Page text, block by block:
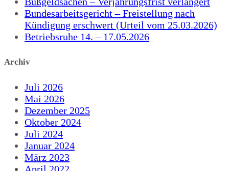
Bundesarbeitsgericht – Freistellung nach
Kündigung erschwert (Urteil vom 25.03.2026)
Betriebsruhe 14. – 17.05.2026
Archiv
Juli 2026
Mai 2026
Dezember 2025
Oktober 2024
Juli 2024
Januar 2024
März 2023
April 2022